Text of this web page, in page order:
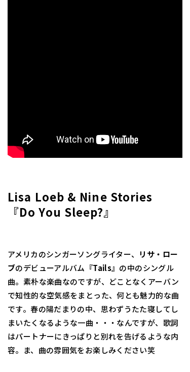
Lisa Loeb & Nine Stories
『Do You Sleep?』
アメリカのシンガーソングライター、
リサ・ロー
ブのデビューアルバム 『Tails』 の中のシングル
曲。素朴な楽曲なのですが、どことなくアーバン
で知性的な空気感をまとった、何とも魅力的な曲
です。春の陽だまりの中、思わずうたた寝してし
まいたくなるような一曲・・・なんですが、歌詞
はパートナーにきっぱりと別れを告げるような内
容。ま、曲の雰囲気をお楽しみください笑